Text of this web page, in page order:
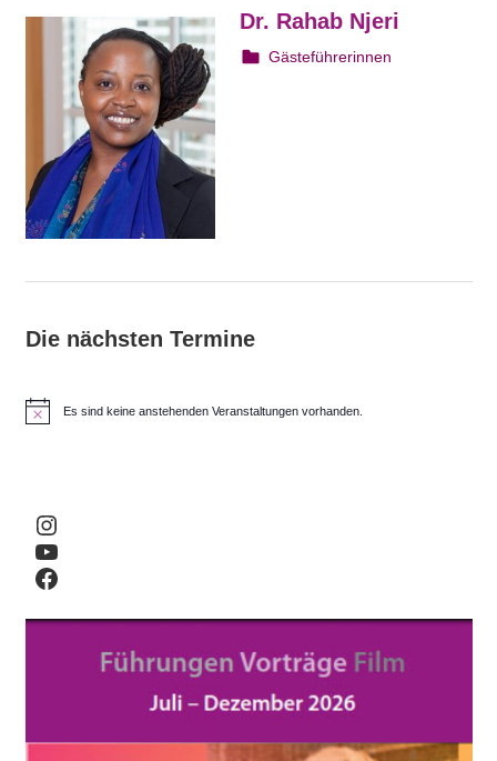
Dr. Rahab Njeri
22. August 2023
webmam
Gästeführerinnen
Die nächsten Termine
Es sind keine anstehenden Veranstaltungen vorhanden.
Instagram
YouTube
Facebook